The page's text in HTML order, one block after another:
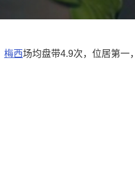
梅西场均盘带4.9次，位居第一，